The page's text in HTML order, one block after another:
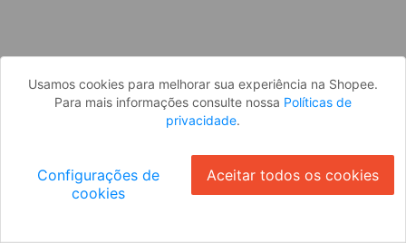
Usamos cookies para melhorar sua experiência na Shopee.
Para mais informações consulte nossa Políticas de
privacidade.
Configurações de
cookies
Aceitar todos os cookies